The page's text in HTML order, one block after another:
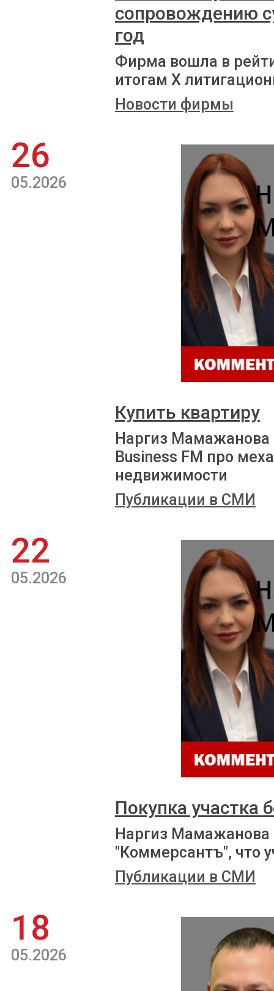
сопровождению
год
Фирма вошла в
итогам X
Новости фирмы
26
05.2026
Купить квартиру
Наргиз Мамажанова
Business FM про
недвижимости
Публикации в СМИ
22
05.2026
Покупка участка
Наргиз Мамажанова
"Коммерсантъ", что
Публикации в СМИ
18
05.2026